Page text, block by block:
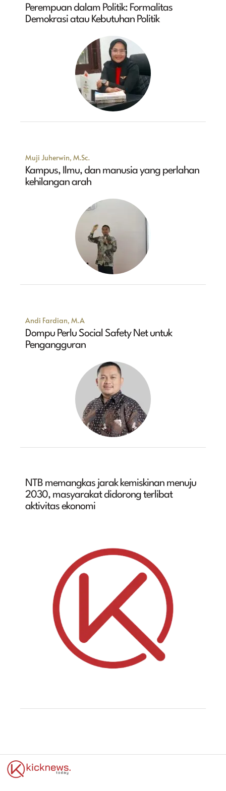
Perempuan dalam Politik: Formalitas
Demokrasi atau Kebutuhan Politik
Muji Juherwin, M.Sc.
Kampus, Ilmu, dan manusia yang perlahan
kehilangan arah
Andi Fardian, M.A
Dompu Perlu Social Safety Net untuk
Pengangguran
NTB memangkas jarak kemiskinan menuju
2030, masyarakat didorong terlibat
aktivitas ekonomi